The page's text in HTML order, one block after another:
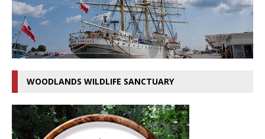
WOODLANDS WILDLIFE SANCTUARY